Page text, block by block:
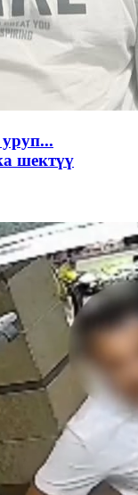
шектүү